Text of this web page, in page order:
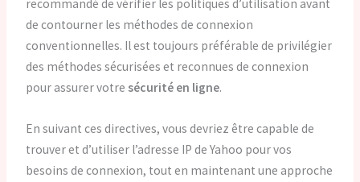
recommandé de vérifier les politiques d’utilisation avant
de contourner les méthodes de connexion
conventionnelles. Il est toujours préférable de privilégier
des méthodes sécurisées et reconnues de connexion
pour assurer votre sécurité en ligne.
En suivant ces directives, vous devriez être capable de
trouver et d’utiliser l’adresse IP de Yahoo pour vos
besoins de connexion, tout en maintenant une approche